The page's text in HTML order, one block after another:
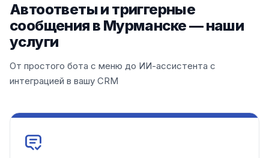
Автоответы и триггерные
сообщения в Мурманске — наши
услуги
От простого бота с меню до ИИ-ассистента с
интеграцией в вашу CRM